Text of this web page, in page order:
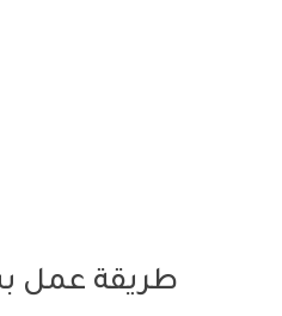
طريقة عمل